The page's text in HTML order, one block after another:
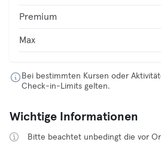
Premium
Max
Bei bestimmten Kursen oder
Check-in-Limits gelten.
Wichtige Informationen
Bitte beachtet unbedingt die vor